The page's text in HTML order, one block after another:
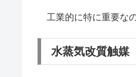
工業的に特に重要な
水蒸気改質触媒